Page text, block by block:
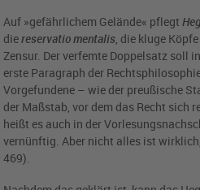
Auf »gefährlichem Gelände« pflegt
diereservatio mentalis , die kluge
Zensur. Der verfemte Doppelsatz soll
erste Paragraph der
Vorgefundene – wie der preußische
der Maßstab, vor dem das Recht sich
heißt es auch in der
vernünftig. Aber nicht alles ist
469).